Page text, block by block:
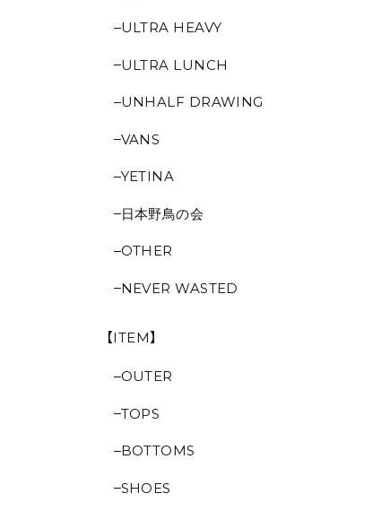
ULTRA HEAVY
ULTRA LUNCH
UNHALF DRAWING
VANS
YETINA
日本野鳥の会
OTHER
NEVER WASTED
【ITEM】
OUTER
TOPS
BOTTOMS
SHOES